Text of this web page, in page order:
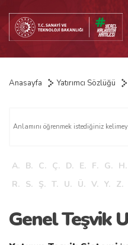
Anasayfa Yatırımcı Sözlüğü
A. B. C. Ç. D. E. F. G. H.
R.
S. Ş. T. U. Ü. V. Y. Z.
Genel Teşvik